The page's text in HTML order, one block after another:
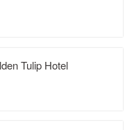
Tulip Hotel